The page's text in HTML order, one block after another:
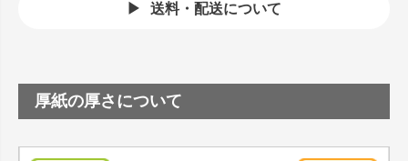
送料・配送について
厚紙の厚さについて